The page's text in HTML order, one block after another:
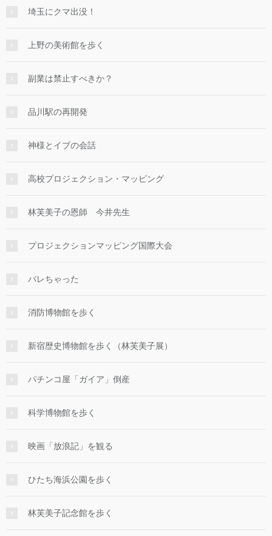
埼玉にクマ出没！
上野の美術館を歩く
副業は禁止すべきか？
品川駅の再開発
神様とイブの会話
高校プロジェクション・マッピング
林芙美子の恩師 今井先生
プロジェクションマッピング国際大会
バレちゃった
消防博物館を歩く
新宿歴史博物館を歩く（林芙美子展）
パチンコ屋「ガイア」倒産
科学博物館を歩く
映画「放浪記」を観る
ひたち海浜公園を歩く
林芙美子記念館を歩く